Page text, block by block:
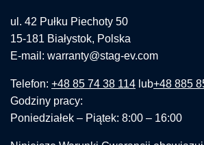
ul. 42 Pułku Piechoty 50
15-181 Białystok, Polska
E-mail: warranty@stag-ev.com
Telefon: +48 85 74 38 114 lub+48 885
Godziny pracy:
Poniedziałek – Piątek: 8:00 – 16:00